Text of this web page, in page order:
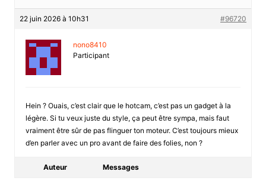
22 juin 2026 à 10h31 #96720
nono8410
Participant
Hein ? Ouais, c’est clair que le hotcam, c’est pas un gadget à la
légère. Si tu veux juste du style, ça peut être sympa, mais faut
vraiment être sûr de pas flinguer ton moteur. C’est toujours mieux
d’en parler avec un pro avant de faire des folies, non ?
Auteur Messages